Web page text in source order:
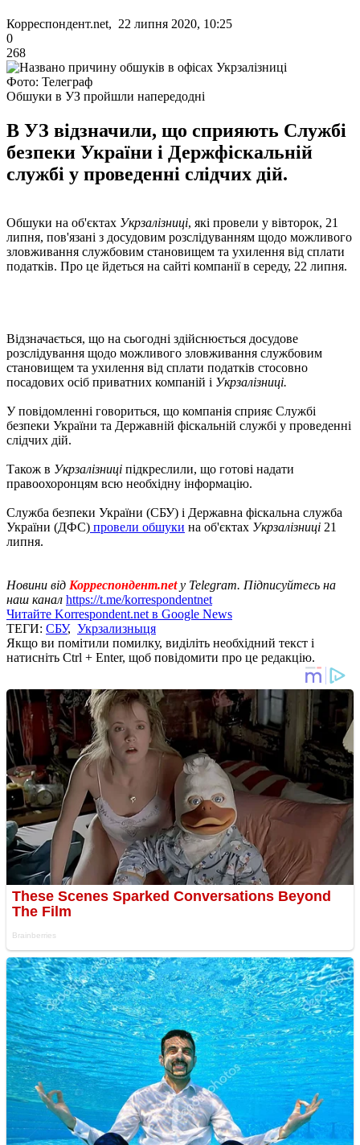
Корреспондент.net, 22 липня 2020, 10:25
0
268
Фото: Телеграф
Обшуки в УЗ пройшли напередодні
В УЗ відзначили, що сприяють Службі
безпеки України і Держфіскальній
службі у проведенні слідчих дій.
Обшуки на об'єктах Укрзалізниці, які провели у вівторок, 21
липня, пов'язані з досудовим розслідуванням щодо можливого
зловживання службовим становищем та ухилення від сплати
податків. Про це йдеться на сайті компанії в середу, 22 липня.
Відзначається, що на сьогодні здійснюється досудове
розслідування щодо можливого зловживання службовим
становищем та ухилення від сплати податків стосовно
посадових осіб приватних компаній і Укрзалізниці.
У повідомленні говориться, що компанія сприяє Службі
безпеки України та Державній фіскальній службі у проведенні
слідчих дій.
Також в Укрзалізниці підкреслили, що готові надати
правоохоронцям всю необхідну інформацію.
Служба безпеки України (СБУ) і Державна фіскальна служба
України (ДФС) провели обшуки на об'єктах Укрзалізниці 21
липня.
Новини від Корреспондент.net у Telegram. Підписуйтесь на
наш канал https://t.me/korrespondentnet
Читайте Korrespondent.net в Google News
ТЕГИ: СБУ, Укрзализныця
Якщо ви помітили помилку, виділіть необхідний текст і
натисніть Ctrl + Enter, щоб повідомити про це редакцію.